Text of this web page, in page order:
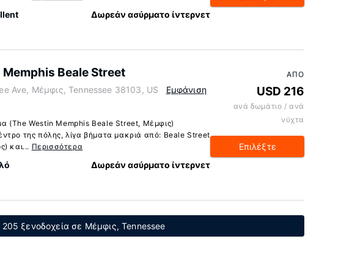
Δωρεάν ασύρματο ίντερνετ
Beale Street
Ave, Μέμφις, Tennessee 38103, US
Εμφάνιση
(The Westin Memphis Beale Street, Μέμφις)
της πόλης, λίγα βήματα μακριά από: Beale Street
και... Περισσότερα
Δωρεάν ασύρματο ίντερνετ
ΑΠΌ
USD 216
ανά δωμάτιο / ανά
νύχτα
Επιλέξτε
205 ξενοδοχεία σε Μέμφις, Tennessee